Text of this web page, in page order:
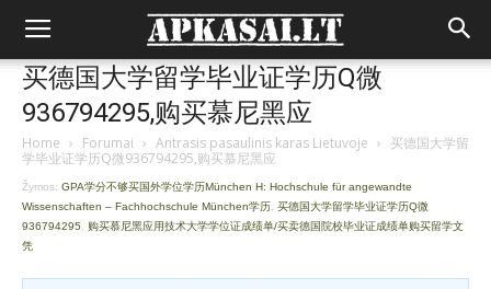
买德国大学留学毕业证学历Q微
936794295,购买慕尼黑应
Home › Forumai › Antrasis pasaulinis karas Lietuvoje › 买德国大学留
学毕业证学历Q微936794295,购买慕尼黑应
Žymos: GPA学分不够买国外学位学历München H: Hochschule für angewandte
Wissenschaften – Fachhochschule München学历 买德国大学留学毕业证学历Q微
936794295
购买慕尼黑应用技术大学学位证成绩单/买卖德国院校毕业证成绩单购买留学文
凭